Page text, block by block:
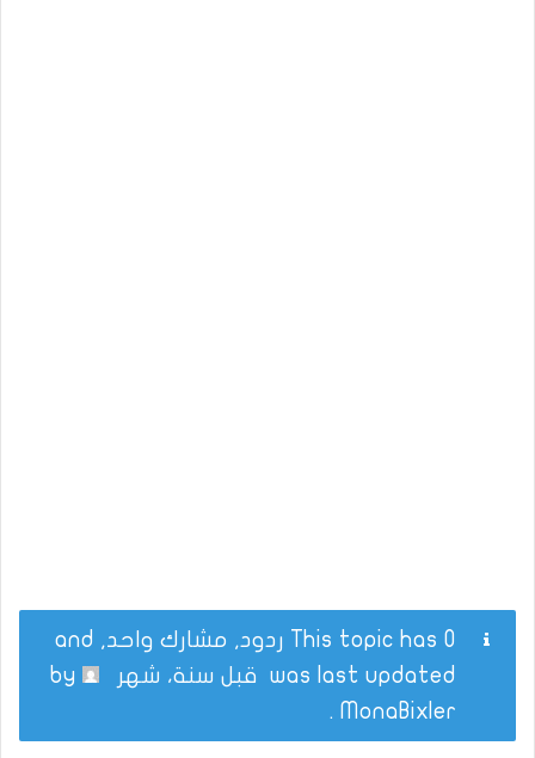
This topic has 0 ردود, مشارك واحد, and
was last updated قبل سنة، شهر
MonaBixler
.